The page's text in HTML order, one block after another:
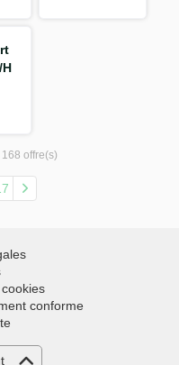
168 offre(s)
conforme